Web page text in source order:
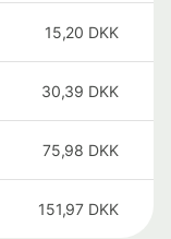
15,20 DKK
30,39 DKK
75,98 DKK
151,97 DKK